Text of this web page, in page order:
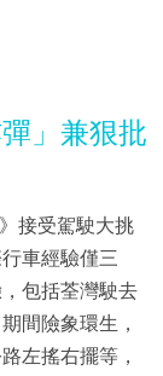
」兼狠批
接受駕駛大挑
車經驗僅三
包括荃灣駛去
間險象環生，
左搖右擺等，